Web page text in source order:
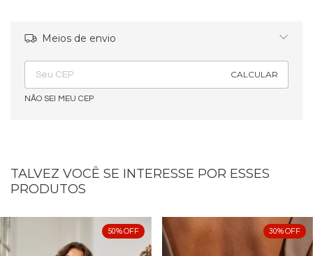
Meios de envio
CALCULAR
NÃO SEI MEU CEP
TALVEZ VOCÊ SE INTERESSE POR ESSES
PRODUTOS
50%OFF 30%OFF